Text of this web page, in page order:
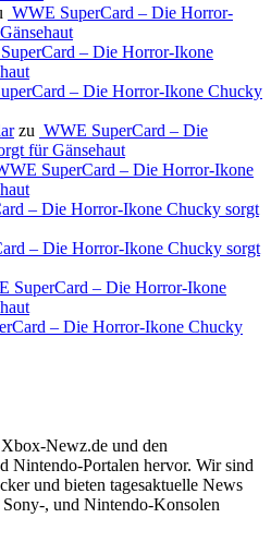
WWE SuperCard – Die Horror-
– Die Horror-Ikone
– Die Horror-Ikone Chucky
zu WWE SuperCard – Die
für Gänsehaut
SuperCard – Die Horror-Ikone
– Die Horror-Ikone Chucky sorgt
– Die Horror-Ikone Chucky sorgt
SuperCard – Die Horror-Ikone
– Die Horror-Ikone Chucky
Newz.de und den
Nintendo-Portalen hervor. Wir sind
und bieten tagesaktuelle News
, und Nintendo-Konsolen